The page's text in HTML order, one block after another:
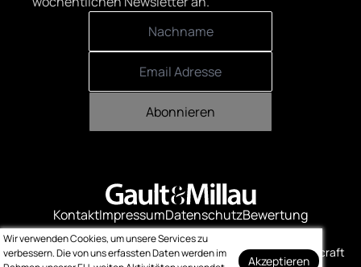
Abonnieren
KontaktImpressumDatenschutzBewertung
Logo-Downloads
© Gault & Millau Made with ❤️ by bitcraft
Wir verwenden Cookies, um unsere Services zu
verbessern. Die von uns erfassten Daten werden im
Akzeptieren